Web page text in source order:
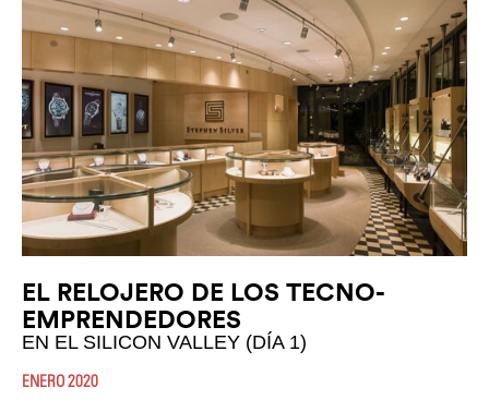
EL RELOJERO DE LOS TECNO-
EMPRENDEDORES
EN EL SILICON VALLEY (DÍA 1)
ENERO 2020